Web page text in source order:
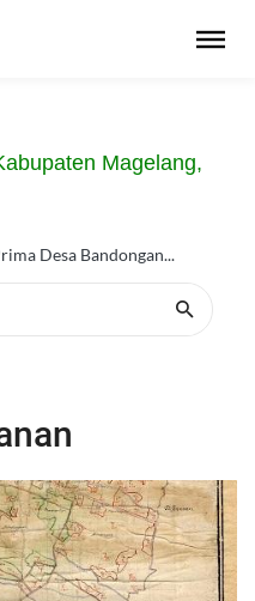
Magelang,
Desa Bandongan...